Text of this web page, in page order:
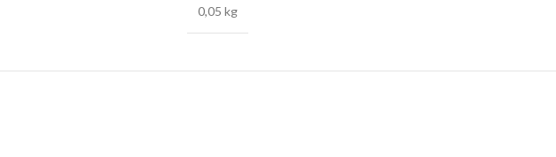
0,05 kg